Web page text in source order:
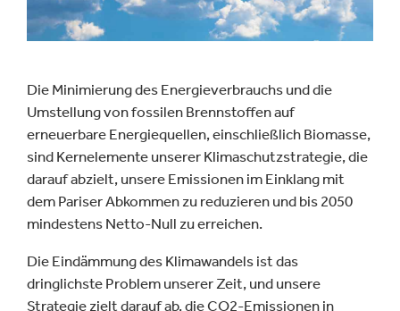
Die Minimierung des Energieverbrauchs und die
Umstellung von fossilen Brennstoffen auf
erneuerbare Energiequellen, einschließlich Biomasse,
sind Kernelemente unserer Klimaschutzstrategie, die
darauf abzielt, unsere Emissionen im Einklang mit
dem Pariser Abkommen zu reduzieren und bis 2050
mindestens Netto-Null zu erreichen.
Die Eindämmung des Klimawandels ist das
dringlichste Problem unserer Zeit, und unsere
Strategie zielt darauf ab, die CO2-Emissionen in